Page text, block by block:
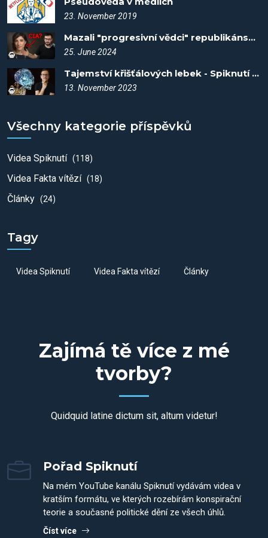
23. November 2019
Mazali "progresivní vědci" republikánské příspěvky? - Spiknutí #99
25. June 2024
Tajemství křišťálových lebek - Spiknutí #51
13. November 2023
Všechny kategorie příspěvků
Videa Spiknutí (118)
Videa Fakta vítězí (18)
Články (24)
Tagy
Videa Spiknutí Videa Fakta vítězí Články
Zajímá tě více z mé
tvorby?
Quidquid latine dictum sit, altum videtur!
Pořad Spiknutí
Na mém YouTube kanálu Spiknutí vydávám videa v
kratším formátu, ve kterých rozebírám konspirační
teorie a současné politické dění ze všech úhlů.
Číst více